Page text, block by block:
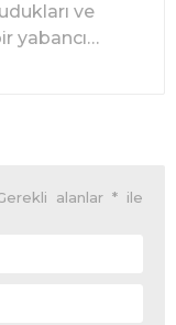
ve
yabancı…
alanlar *ile